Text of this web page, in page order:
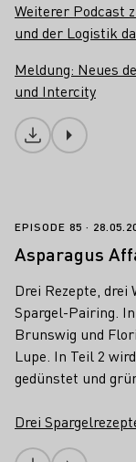
Weiterer Podcast
und der Logistik
Meldung: Neues
und Intercity
Download
Asparagus
EPISODE 85
Asparagus
Drei Rezepte, drei
Spargel-Pairing.
Brunswig und
Lupe. In Teil 2
gedünstet und
Drei